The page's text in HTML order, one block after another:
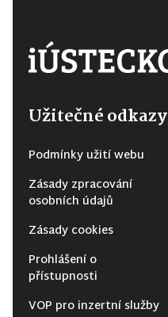
Užitečné odkazy
Podmínky užití webu
Zásady zpracování
osobních údajů
Zásady cookies
Prohlášení o
přístupnosti
VOP pro inzertní služby